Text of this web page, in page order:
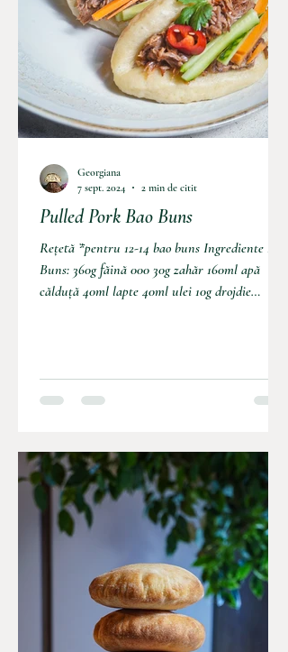
Pulled Pork Bao Buns
Rețetă *pentru 12-14 bao buns Ingrediente Bao
Buns: 360g făină 000 30g zahăr 160ml apă
călduță 40ml lapte 40ml ulei 10g drojdie
Georgiana
7 sept. 2024
2 min de citit